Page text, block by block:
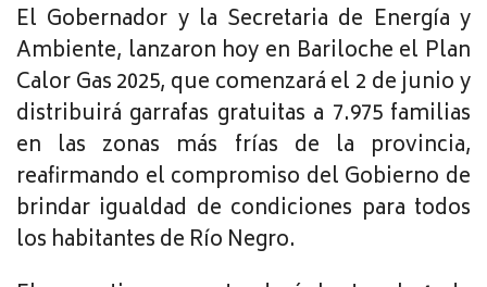
El Gobernador y la Secretaria de Energía y
Ambiente, lanzaron hoy en Bariloche el Plan
Calor Gas 2025, que comenzará el 2 de junio y
distribuirá garrafas gratuitas a 7.975 familias
en las zonas más frías de la provincia,
reafirmando el compromiso del Gobierno de
brindar igualdad de condiciones para todos
los habitantes de Río Negro.